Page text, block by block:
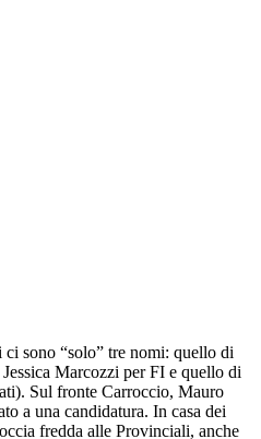
sono “solo” tre nomi: quello di
Marcozzi per FI e quello di
Sul fronte Carroccio, Mauro
a una candidatura. In casa dei
fredda alle Provinciali, anche